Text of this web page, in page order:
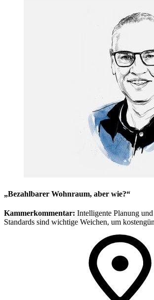
„Bezahlbarer Wohnraum, aber wie?“
Kammerkommentar: Intelligente Planung
Standards sind wichtige Weichen, um